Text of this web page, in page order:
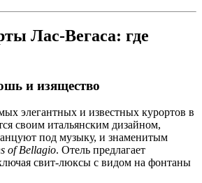
Лас-Вегаса: где
и изящество
элегантных и известных курортов в
своим итальянским дизайном,
под музыку, и знаменитым
of Bellagio. Отель предлагает
свит-люксы с видом на фонтаны